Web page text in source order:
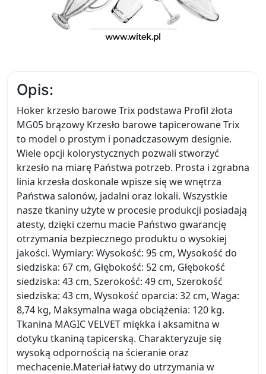
Opis:
Hoker krzesło barowe Trix podstawa Profil złota
MG05 brązowy Krzesło barowe tapicerowane Trix
to model o prostym i ponadczasowym designie.
Wiele opcji kolorystycznych pozwali stworzyć
krzesło na miarę Państwa potrzeb. Prosta i zgrabna
linia krzesła doskonale wpisze się we wnętrza
Państwa salonów, jadalni oraz lokali. Wszystkie
nasze tkaniny użyte w procesie produkcji posiadają
atesty, dzięki czemu macie Państwo gwarancję
otrzymania bezpiecznego produktu o wysokiej
jakości. Wymiary: Wysokość: 95 cm, Wysokość do
siedziska: 67 cm, Głębokość: 52 cm, Głębokość
siedziska: 43 cm, Szerokość: 49 cm, Szerokość
siedziska: 43 cm, Wysokość oparcia: 32 cm, Waga:
8,74 kg, Maksymalna waga obciążenia: 120 kg.
Tkanina MAGIC VELVET miękka i aksamitna w
dotyku tkaniną tapicerską. Charakteryzuje się
wysoką odpornością na ścieranie oraz
mechacenie.Materiał łatwy do utrzymania w